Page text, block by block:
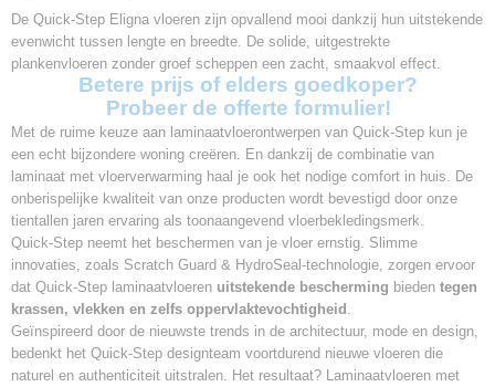
Garantie
25 jaar
V-groef
Gebruiksklasse
32
Slijtageklasse
AC4
Klik systeem
Uniclic
Vloerverwarming
Geschikt
Scratch guard technologie
Vochtbescherming
Hydroseal
De Quick-Step Eligna vloeren zijn opvallend mooi dankzij hun uitstekende
evenwicht tussen lengte en breedte. De solide, uitgestrekte
plankenvloeren zonder groef scheppen een zacht, smaakvol effect.
Betere prijs of elders goedkoper?
Probeer de offerte formulier!
Met de ruime keuze aan laminaatvloerontwerpen van Quick-Step kun je
een echt bijzondere woning creëren. En dankzij de combinatie van
laminaat met vloerverwarming haal je ook het nodige comfort in huis. De
onberispelijke kwaliteit van onze producten wordt bevestigd door onze
tientallen jaren ervaring als toonaangevend vloerbekledingsmerk.
Quick-Step neemt het beschermen van je vloer ernstig. Slimme
innovaties, zoals Scratch Guard & HydroSeal-technologie, zorgen ervoor
dat Quick-Step laminaatvloeren uitstekende bescherming bieden tegen
krassen, vlekken en zelfs oppervlaktevochtigheid .
Geïnspireerd door de nieuwste trends in de architectuur, mode en design,
bedenkt het Quick-Step designteam voortdurend nieuwe vloeren die
naturel en authenticiteit uitstralen. Het resultaat? Laminaatvloeren met